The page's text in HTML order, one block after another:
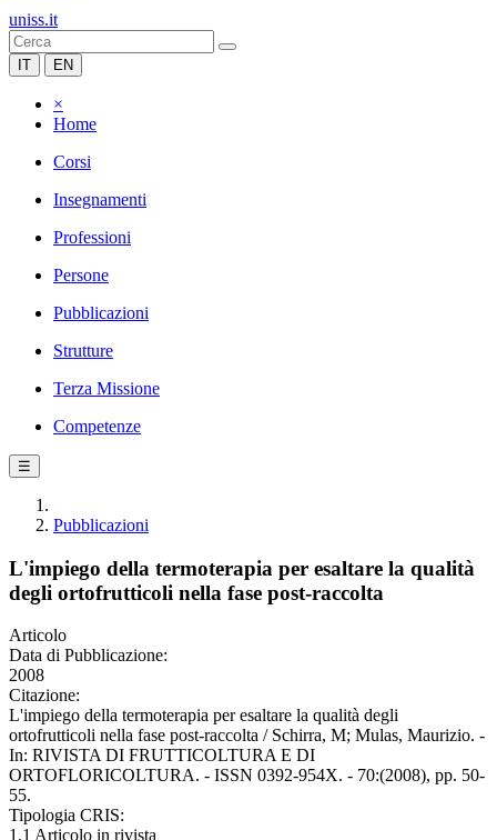
uniss.it
IT EN
×
Home
Corsi
Insegnamenti
Professioni
Persone
Pubblicazioni
Strutture
Terza Missione
Competenze
☰
Pubblicazioni
L'impiego della termoterapia per esaltare la qualità
degli ortofrutticoli nella fase post-raccolta
Articolo
Data di Pubblicazione:
2008
Citazione:
L'impiego della termoterapia per esaltare la qualità degli
ortofrutticoli nella fase post-raccolta / Schirra, M; Mulas, Maurizio. -
In: RIVISTA DI FRUTTICOLTURA E DI
ORTOFLORICOLTURA. - ISSN 0392-954X. - 70:(2008), pp. 50-
55.
Tipologia CRIS:
1.1 Articolo in rivista